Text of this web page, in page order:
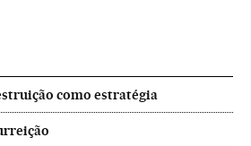
como estratégia